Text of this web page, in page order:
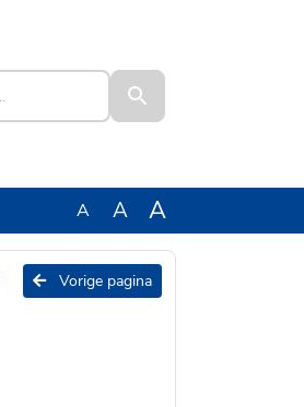
A A A
Vorige pagina